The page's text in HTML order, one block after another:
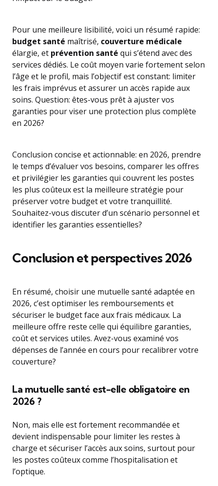
Pour une meilleure lisibilité, voici un résumé rapide:
budget santé maîtrisé, couverture médicale
élargie, et prévention santé qui s’étend avec des
services dédiés. Le coût moyen varie fortement selon
l’âge et le profil, mais l’objectif est constant: limiter
les frais imprévus et assurer un accès rapide aux
soins. Question: êtes-vous prêt à ajuster vos
garanties pour viser une protection plus complète
en 2026?
Conclusion concise et actionnable: en 2026, prendre
le temps d’évaluer vos besoins, comparer les offres
et privilégier les garanties qui couvrent les postes
les plus coûteux est la meilleure stratégie pour
préserver votre budget et votre tranquillité.
Souhaitez-vous discuter d’un scénario personnel et
identifier les garanties essentielles?
Conclusion et perspectives 2026
En résumé, choisir une mutuelle santé adaptée en
2026, c’est optimiser les remboursements et
sécuriser le budget face aux frais médicaux. La
meilleure offre reste celle qui équilibre garanties,
coût et services utiles. Avez-vous examiné vos
dépenses de l’année en cours pour recalibrer votre
couverture?
La mutuelle santé est-elle obligatoire en
2026 ?
Non, mais elle est fortement recommandée et
devient indispensable pour limiter les restes à
charge et sécuriser l’accès aux soins, surtout pour
les postes coûteux comme l’hospitalisation et
l’optique.